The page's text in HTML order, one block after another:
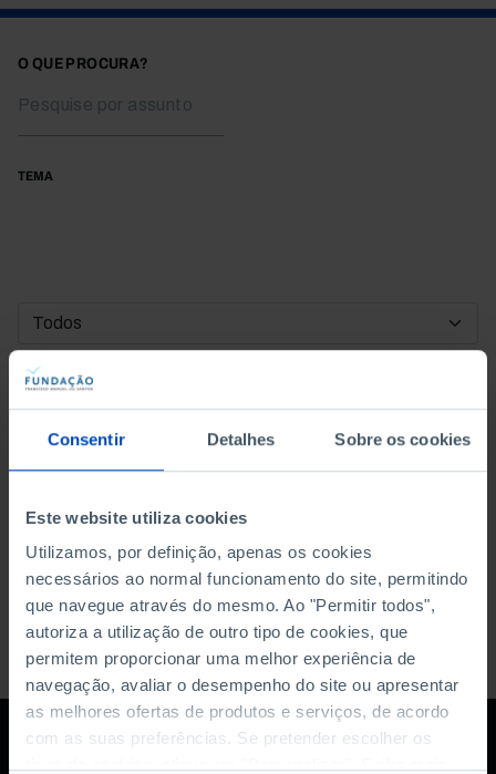
Consentir Detalhes Sobre os cookies
Este website utiliza cookies
Utilizamos, por definição, apenas os cookies
necessários ao normal funcionamento do site, permitindo
que navegue através do mesmo. Ao "Permitir todos",
autoriza a utilização de outro tipo de cookies, que
permitem proporcionar uma melhor experiência de
navegação, avaliar o desempenho do site ou apresentar
as melhores ofertas de produtos e serviços, de acordo
com as suas preferências. Se pretender escolher os
O QUE PROCURA?
TEMA
DATA DE INÍCIO
DATA DE FIM